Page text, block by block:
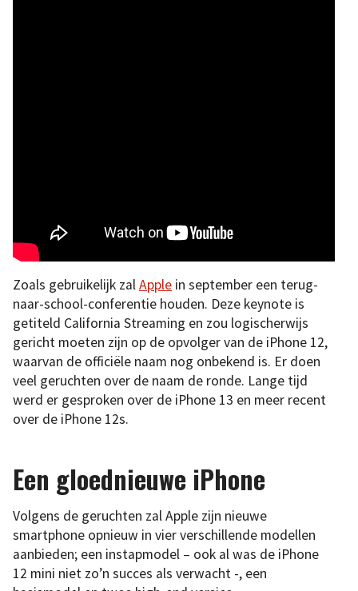
Zoals gebruikelijk zalApple in september een terug-
naar-school-conferentie houden. Deze keynote is
getiteld California Streaming en zou logischerwijs
gericht moeten zijn op de opvolger van de iPhone 12,
waarvan de officiële naam nog onbekend is. Er doen
veel geruchten over de naam de ronde. Lange tijd
werd er gesproken over de iPhone 13 en meer recent
over de iPhone 12s.
Een gloednieuwe iPhone
Volgens de geruchten zal Apple zijn nieuwe
smartphone opnieuw in vier verschillende modellen
aanbieden; een instapmodel – ook al was de iPhone
12 mini niet zo’n succes als verwacht -, een